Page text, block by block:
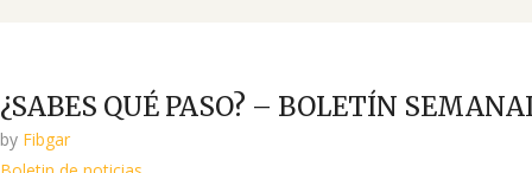
¿SABES QUÉ PASO? – BOLETÍN
by Fibgar